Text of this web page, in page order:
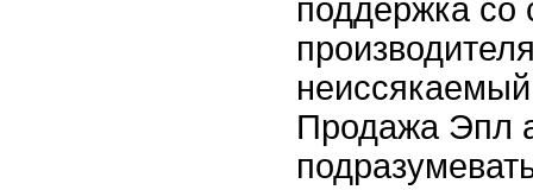
поддержка со
Продажа Эпл